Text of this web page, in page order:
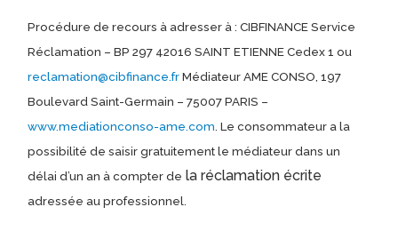
Procédure de recours à adresser à : CIBFINANCE Service
Réclamation – BP 297 42016 SAINT ETIENNE Cedex 1 ou
reclamation@cibfinance.frMédiateur AME CONSO, 197
Boulevard Saint-Germain – 75007 PARIS –
www.mediationconso-ame.com . Le consommateur a la
possibilité de saisir gratuitement le médiateur dans un
délai d’un an à compter de la réclamation écrite
adressée au professionnel.